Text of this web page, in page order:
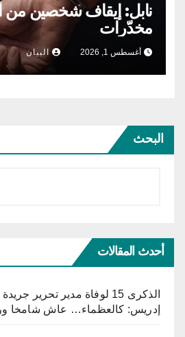
نابل: إيقاف شخصين من
مخدّرات
أغسطس 1, 2026 البيان
البحث
أحدث المقالات
الذكرى 15 لوفاة مدير تحرير
إدريس: كالعظماء… عاش شامخا